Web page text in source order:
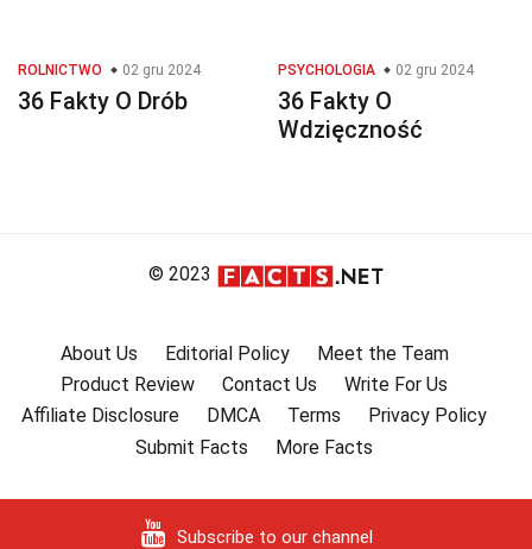
ROLNICTWO 02 gru 2024
36 Fakty O Drób
PSYCHOLOGIA 02 gru 2024
36 Fakty O
Wdzięczność
© 2023
About Us Editorial Policy
Meet the Team
Product Review
Contact Us
Write For Us
Affiliate Disclosure
DMCA Terms
Privacy Policy
Submit Facts
More Facts
Subscribe to our channel